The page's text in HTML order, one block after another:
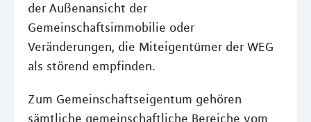
der Außenansicht der
Gemeinschaftsimmobilie oder
Veränderungen, die Miteigentümer der WEG
als störend empfinden.
Zum Gemeinschaftseigentum gehören
sämtliche gemeinschaftliche Bereiche vom